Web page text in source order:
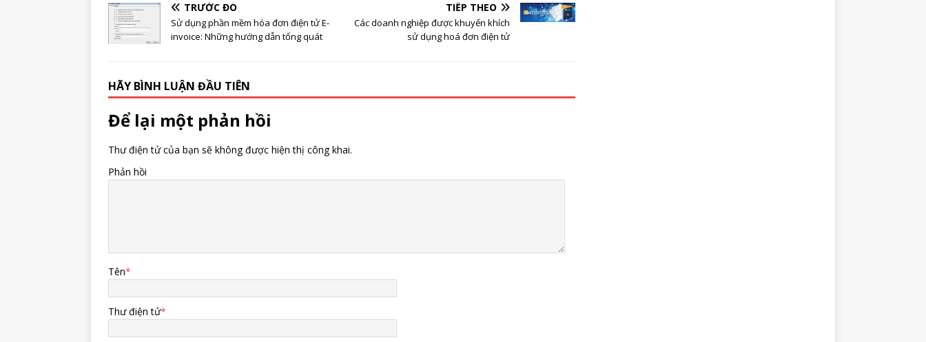
TRƯỚC ĐÓ
Sử dụng phần mềm hóa đơn điện tử E-
invoice: Những hướng dẫn tổng quát
TIẾP THEO
Các doanh nghiệp được khuyến khích
sử dụng hoá đơn điện tử
HÃY BÌNH LUẬN ĐẦU TIÊN
Để lại một phản hồi
Thư điện tử của bạn sẽ không được hiện thị công khai.
Phản hồi
Tên*
Thư điện tử*